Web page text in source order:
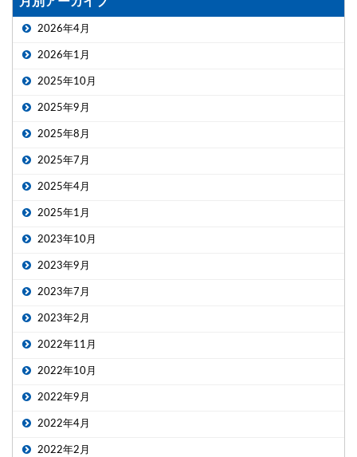
2026年4月
2026年1月
2025年10月
2025年9月
2025年8月
2025年7月
2025年4月
2025年1月
2023年10月
2023年9月
2023年7月
2023年2月
2022年11月
2022年10月
2022年9月
2022年4月
2022年2月